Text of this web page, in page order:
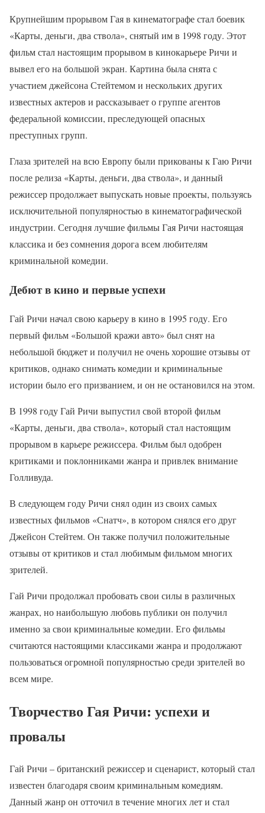
Крупнейшим прорывом Гая в кинематографе стал боевик
«Карты, деньги, два ствола», снятый им в 1998 году. Этот
фильм стал настоящим прорывом в кинокарьере Ричи и
вывел его на большой экран. Картина была снята с
участием джейсона Стейтемом и нескольких других
известных актеров и рассказывает о группе агентов
федеральной комиссии, преследующей опасных
преступных групп.
Глаза зрителей на всю Европу были прикованы к Гаю Ричи
после релиза «Карты, деньги, два ствола», и данный
режиссер продолжает выпускать новые проекты, пользуясь
исключительной популярностью в кинематографической
индустрии. Сегодня лучшие фильмы Гая Ричи настоящая
классика и без сомнения дорога всем любителям
криминальной комедии.
Дебют в кино и первые успехи
Гай Ричи начал свою карьеру в кино в 1995 году. Его
первый фильм «Большой кражи авто» был снят на
небольшой бюджет и получил не очень хорошие отзывы от
критиков, однако снимать комедии и криминальные
истории было его призванием, и он не остановился на этом.
В 1998 году Гай Ричи выпустил свой второй фильм
«Карты, деньги, два ствола», который стал настоящим
прорывом в карьере режиссера. Фильм был одобрен
критиками и поклонниками жанра и привлек внимание
Голливуда.
В следующем году Ричи снял один из своих самых
известных фильмов «Снатч», в котором снялся его друг
Джейсон Стейтем. Он также получил положительные
отзывы от критиков и стал любимым фильмом многих
зрителей.
Гай Ричи продолжал пробовать свои силы в различных
жанрах, но наибольшую любовь публики он получил
именно за свои криминальные комедии. Его фильмы
считаются настоящими классиками жанра и продолжают
пользоваться огромной популярностью среди зрителей во
всем мире.
Творчество Гая Ричи: успехи и
провалы
Гай Ричи – британский режиссер и сценарист, который стал
известен благодаря своим криминальным комедиям.
Данный жанр он отточил в течение многих лет и стал